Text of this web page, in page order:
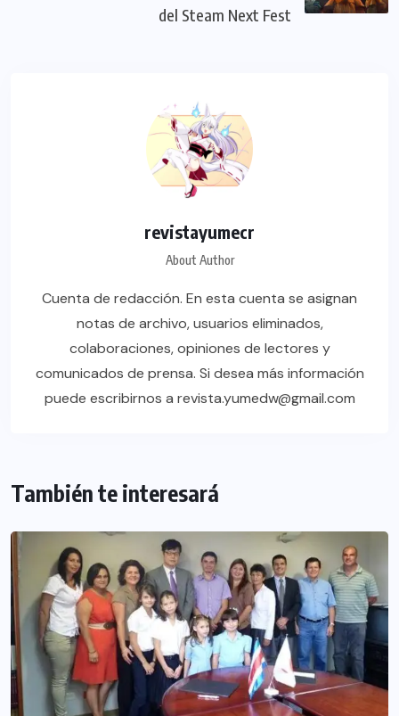
del Steam Next Fest
revistayumecr
About Author
Cuenta de redacción. En esta cuenta se asignan
notas de archivo, usuarios eliminados,
colaboraciones, opiniones de lectores y
comunicados de prensa. Si desea más información
puede escribirnos a revista.yumedw@gmail.com
También te interesará